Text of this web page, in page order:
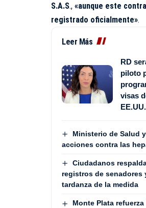
S.A.S., «aunque este
registrado oficialmente».
Leer Más
RD
piloto
visas
EE.UU.
Ministerio de Salud
acciones contra las
Ciudadanos
registros de senadores
tardanza de la medida
Monte Plata